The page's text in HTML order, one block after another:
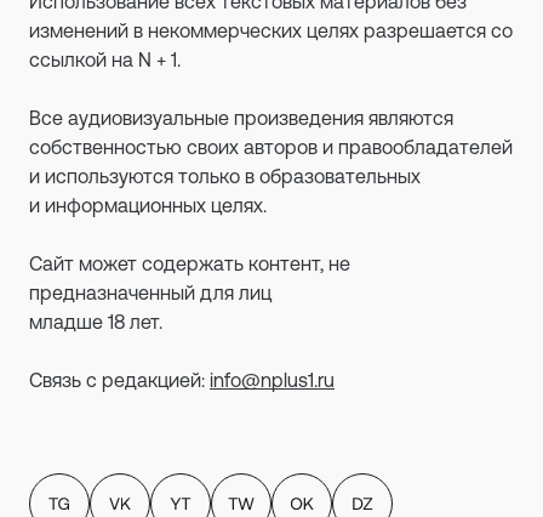
изменений в некоммерческих целях разрешается со
ссылкой на N + 1.
Все аудиовизуальные произведения являются
собственностью своих авторов и правообладателей
и используются только в образовательных
и информационных целях.
Сайт может содержать контент, не
предназначенный для лиц
младше 18 лет.
Связь с редакцией: info@nplus1.ru